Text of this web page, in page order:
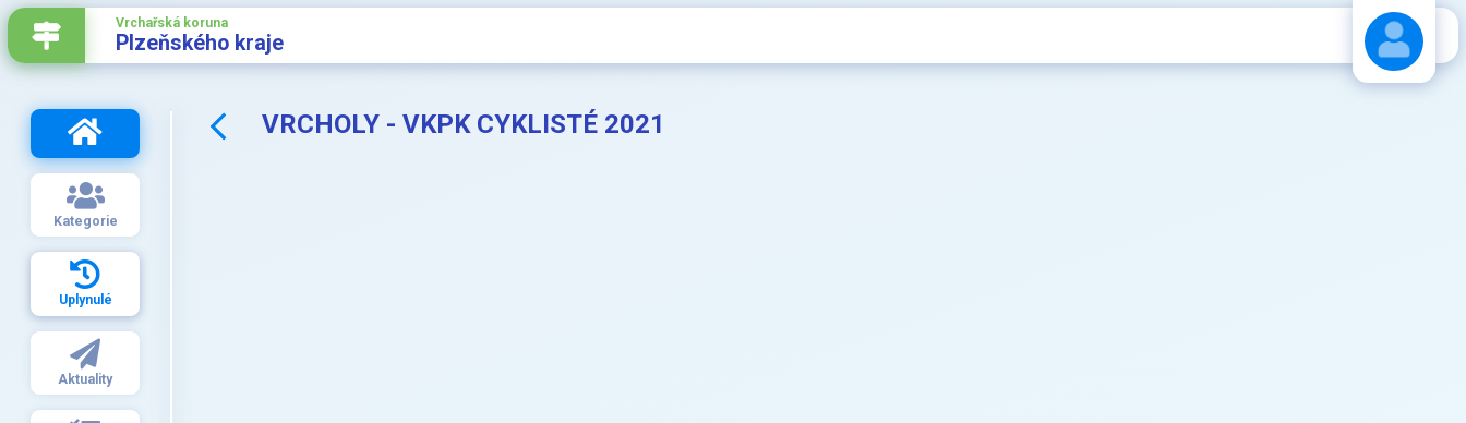
Vrchařská koruna
Plzeňského kraje
Kategorie
Uplynulé
Aktuality
VRCHOLY - VKPK CYKLISTÉ 2021